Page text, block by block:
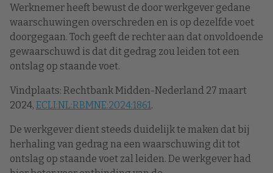
Werknemer heeft bewust de door werkgever gedane
waarschuwingen overschreden en is op dezelfde voet
doorgegaan. Toch geeft de rechter aan dat onvoldoende
gewaarschuwd is dat dit gedrag zou leiden tot een
ontslag op staande voet.
Vindplaats: Rechtbank Midden-Nederland 27 maart
2024, ECLI:NL:RBMNE:2024:1861.
De werkgever dient steeds duidelijk te maken dat bij
herhaling van gedrag na een waarschuwing dit tot
ontslag op staande voet zal leiden. De werkgever had